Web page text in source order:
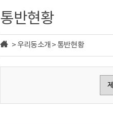
통반현황
> 우리동소개 > 통반현황